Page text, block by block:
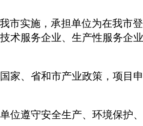
市实施，承担单位为在我市
术服务企业、生产性服务企
国家、省和市产业政策，项
单位遵守安全生产、环境保